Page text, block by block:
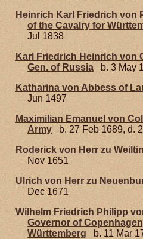
Heinrich Karl Friedrich von
of the Cavalry for
Jul 1838
Karl Friedrich Heinrich von
Gen. of Russia
b. 3 May
Katharina von Abbess of
Jun 1497
Maximilian Emanuel von
Army
b. 27 Feb 1689, d.
Roderick von Herr zu
Nov 1651
Ulrich von Herr zu
Dec 1671
Wilhelm Friedrich Philipp
Governor of
Württemberg
b. 11 Mar